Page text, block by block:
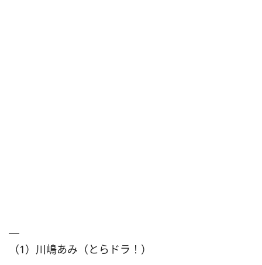
（1）川嶋あみ（とらドラ！）